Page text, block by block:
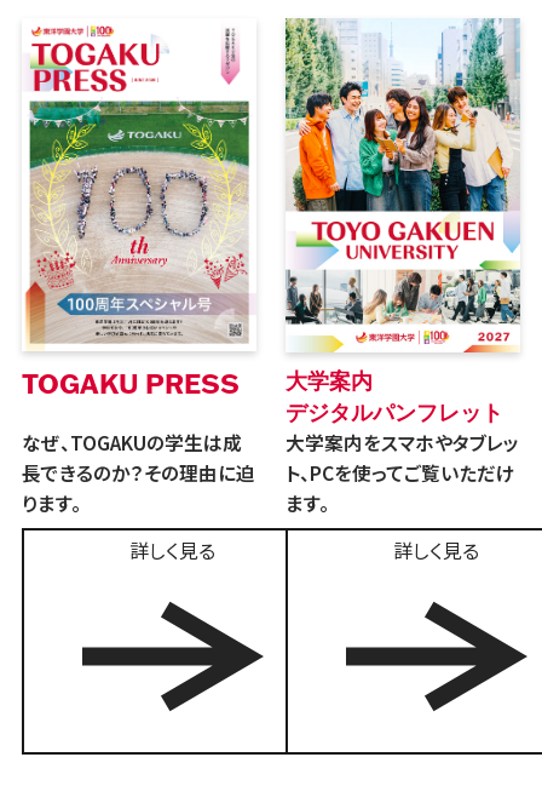
TOGAKU PRESS
なぜ、TOGAKUの学生は成
長できるのか？その理由に迫
ります。
詳しく見る
大学案内
デジタルパンフレット
大学案内をスマホやタブレッ
ト、PCを使ってご覧いただけ
ます。
詳しく見る